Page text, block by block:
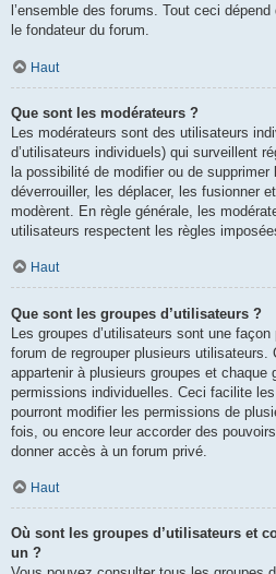
l’ensemble des forums. Tout ceci
le fondateur du forum.
Haut
Que sont les modérateurs ?
Les modérateurs sont des utilisateurs
d’utilisateurs individuels) qui surveillent
la possibilité de modifier ou de
déverrouiller, les déplacer, les fusionner
modèrent. En règle générale, les
utilisateurs respectent les règles
Haut
Que sont les groupes d’utilisateurs ?
Les groupes d’utilisateurs sont une
forum de regrouper plusieurs utilisateurs.
appartenir à plusieurs groupes et chaque
permissions individuelles. Ceci facilite
pourront modifier les permissions de
fois, ou encore leur accorder des
donner accès à un forum privé.
Haut
Où sont les groupes d’utilisateurs et
un ?